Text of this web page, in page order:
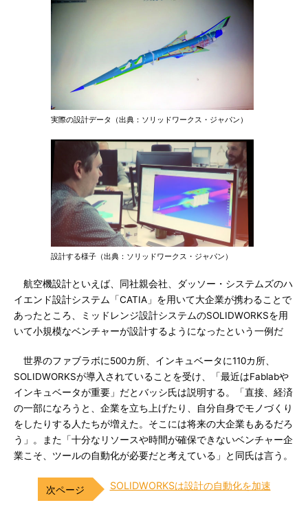
実際の設計データ（出典：ソリッドワークス・ジャパン）
設計する様子（出典：ソリッドワークス・ジャパン）
航空機設計といえば、同社親会社、ダッソー・システムズのハ
イエンド設計システム「CATIA」を用いて大企業が携わることで
あったところ、ミッドレンジ設計システムのSOLIDWORKSを用
いて小規模なベンチャーが設計するようになったという一例だ
世界のファブラボに500カ所、インキュベータに110カ所、
SOLIDWORKSが導入されていることを受け、「最近はFablabや
インキュベータが重要」だとバッシ氏は説明する。「直接、経済
の一部になろうと、企業を立ち上げたり、自分自身でモノづくり
をしたりする人たちが増えた。そこには将来の大企業もあるだろ
う」。また「十分なリソースや時間が確保できないベンチャー企
業こそ、ツールの自動化が必要だと考えている」と同氏は言う。
SOLIDWORKSは設計の自動化を加速